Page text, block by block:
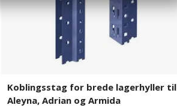
Koblingsstag for brede lagerhyller til
Aleyna, Adrian og Armida